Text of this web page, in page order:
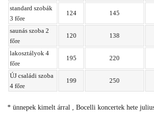
standard szobák
3 főre
124 145
saunás szoba 2
főre
120 138
lakosztályok 4
főre
195 220
ÚJ családi szoba
4 főre
199 250
* ünnepek kimelt árral , Bocelli koncertek hete